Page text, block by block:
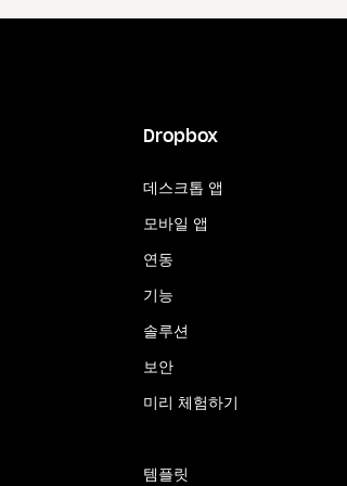
Dropbox
데스크톱 앱
모바일 앱
연동
기능
솔루션
보안
미리 체험하기
템플릿